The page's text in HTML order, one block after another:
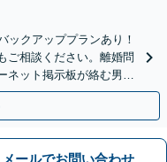
ックアッププランあり！
ご相談ください。離婚問
ット掲示板が絡む男女
可能】
メールでお問い合わせ